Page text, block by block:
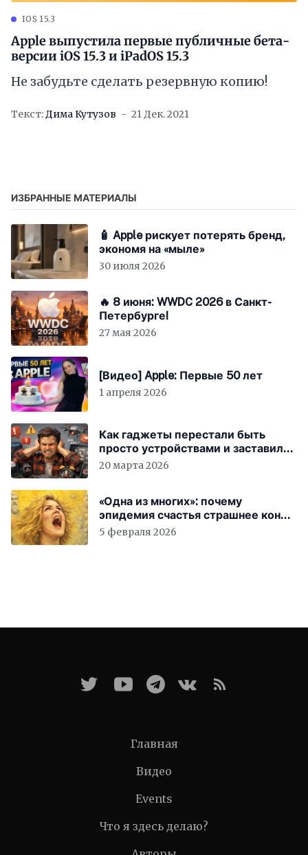
IOS 15.3
Apple выпустила первые публичные бета-
версии iOS 15.3 и iPadOS 15.3
Не забудьте сделать резервную копию!
Текст:Дима Кутузов 21 Дек. 2021
ИЗБРАННЫЕ МАТЕРИАЛЫ
🧴 Apple рискует потерять бренд,
экономя на «мыле»
30 июля 2026
🔥 8 июня: WWDC 2026 в Санкт-
Петербурге!
27 мая 2026
[Видео] Apple: Первые 50 лет
1 апреля 2026
Как гаджеты перестали быть
просто устройствами и заставили
вас бесплатно работать
20 марта 2026
«Одна из многих»: почему
эпидемия счастья страшнее конца
света
5 февраля 2026
Главная
Видео
Events
Что я здесь делаю?